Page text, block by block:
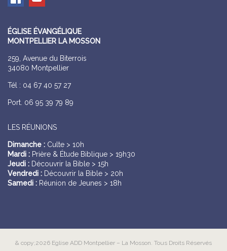
ÉGLISE ÉVANGÉLIQUE
MONTPELLIER LA MOSSON
259, Avenue du Biterrois
34080 Montpellier
Tél : 04 67 40 57 27
Port. 06 95 39 79 89
LES RÉUNIONS
Dimanche : Culte > 10h
Mardi : Prière & Étude Biblique > 19h30
Jeudi : Découvrir la Bible > 15h
Vendredi : Découvrir la Bible > 20h
Samedi : Réunion de Jeunes > 18h
& copy;2026 Eglise ADD Montpellier – La Mosson. Tous Droits Réservés